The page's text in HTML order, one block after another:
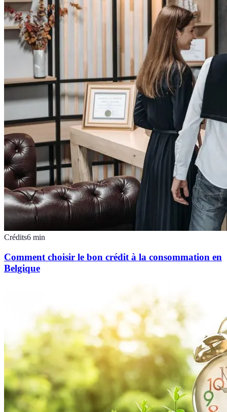
Crédits6 min
Comment choisir le bon crédit à la consommation en
Belgique